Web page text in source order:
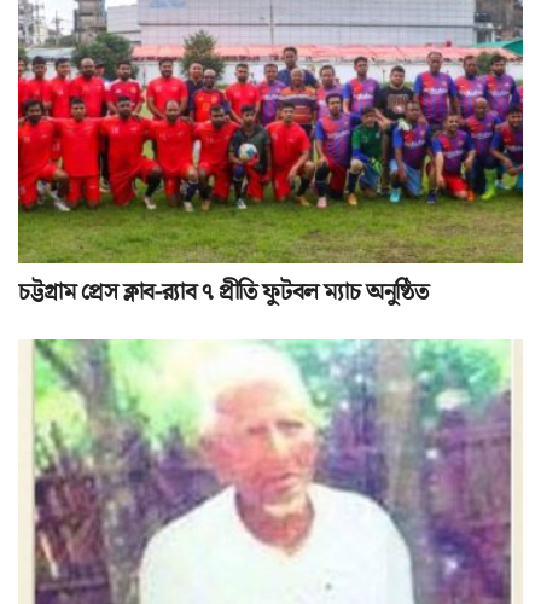
চট্টগ্রাম প্রেস ক্লাব-র‌্যাব ৭ প্রীতি ফুটবল ম্যাচ অনুষ্ঠিত